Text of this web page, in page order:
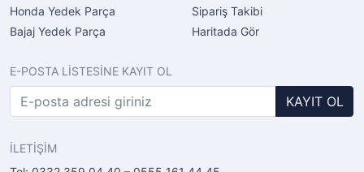
Honda Yedek Parça
Bajaj Yedek Parça
Sipariş Takibi
Haritada Gör
E-POSTA LİSTESİNE KAYIT OL
KAYIT OL
İLETİŞİM